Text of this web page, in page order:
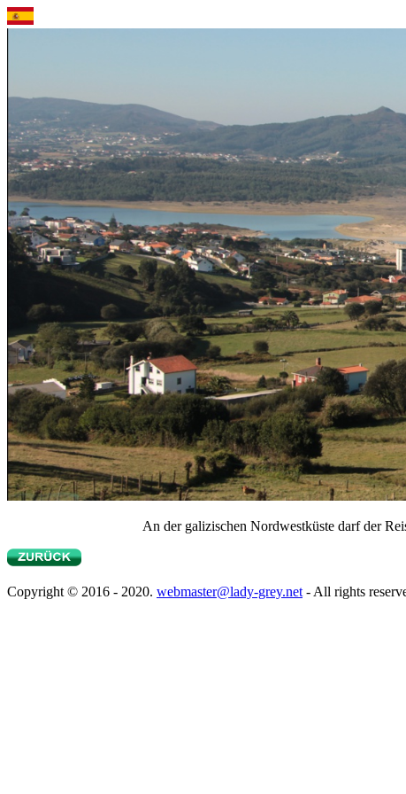
An der galizischen Nordwestküste darf der
Copyright © 2016 - 2020. webmaster@lady-grey.net - All rights